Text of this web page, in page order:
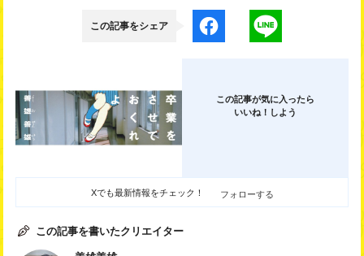
この記事をシェア
この記事が気に入ったら
いいね！しよう
Xでも最新情報をチェック！ フォローする
この記事を書いたクリエイター